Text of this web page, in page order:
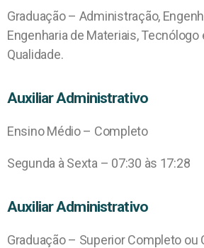
Graduação – Administração,
Engenharia de Materiais,
Qualidade.
Auxiliar Administrativo
Ensino Médio – Completo
Segunda à Sexta – 07:30 às 17:28
Auxiliar Administrativo
Graduação – Superior Completo ou